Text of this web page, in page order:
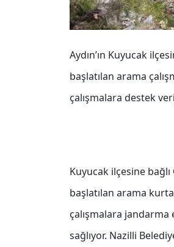
Aydın’ın Kuyucak
başlatılan arama
çalışmalara destek
Kuyucak ilçesine
başlatılan arama
çalışmalara jandarma
sağlıyor. Nazilli